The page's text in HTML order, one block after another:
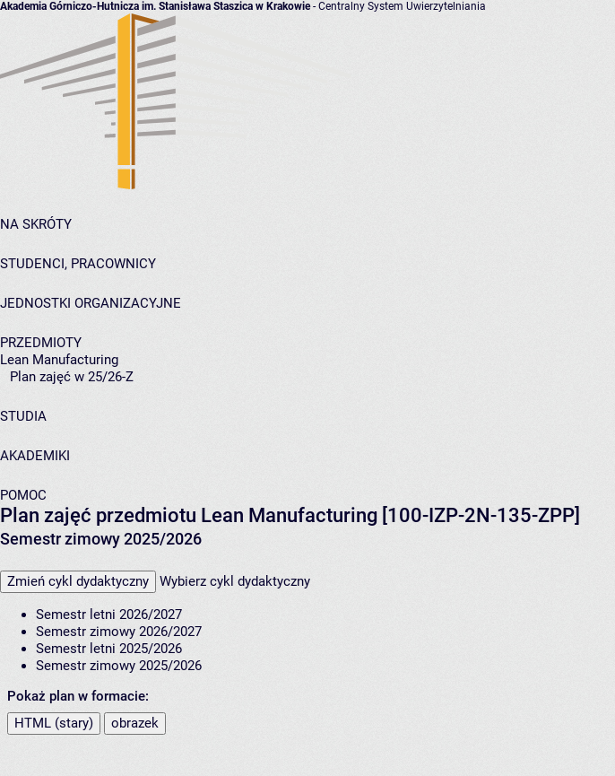
Akademia Górniczo-Hutnicza im. Stanisława Staszica w Krakowie- Centralny System Uwierzytelniania
NA SKRÓTY
STUDENCI, PRACOWNICY
JEDNOSTKI ORGANIZACYJNE
PRZEDMIOTY
Lean Manufacturing
Plan zajęć w 25/26-Z
STUDIA
AKADEMIKI
POMOC
Plan zajęć przedmiotu Lean Manufacturing [100-IZP-2N-135-ZPP]
Semestr zimowy 2025/2026
Zmień cykl dydaktyczny Wybierz cykl dydaktyczny
Semestr letni 2026/2027
Semestr zimowy 2026/2027
Semestr letni 2025/2026
Semestr zimowy 2025/2026
Pokaż plan w formacie:
HTML (stary)
obrazek